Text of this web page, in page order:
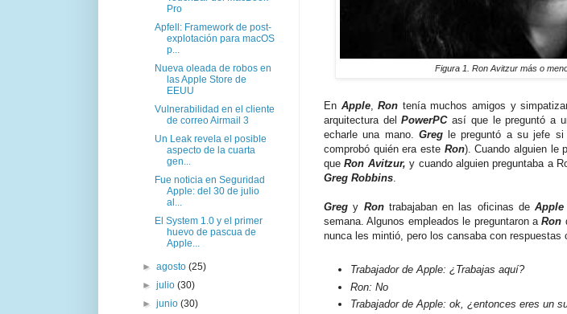
Figura 1. Ron Avitzur más o
En Apple,Ron tenía muchos amigos y
arquitectura delPowerPCasí que le preguntó a
echarle una mano. Gregle preguntó a su jefe si
comprobó quién era este Ron). Cuando alguien le
queRon Avitzur, y cuando alguien preguntaba a
Greg Robbins
Greg y Rontrabajaban en las oficinas deApple
semana. Algunos empleados le preguntaron aRon
nunca les mintió, pero los cansaba con respuestas
Trabajador de Apple: ¿Trabajas aquí?
Ron: No
Trabajador de Apple: ok, ¿entonces eres un
Pro
Apfell: Framework de post-
explotación para macOS
p...
Nueva oleada de robos en
las Apple Store de
EEUU
Vulnerabilidad en el cliente
de correo Airmail 3
Un Leak revela el posible
aspecto de la cuarta
gen...
Fue noticia en Seguridad
Apple: del 30 de julio
al...
El System 1.0 y el primer
huevo de pascua de
Apple...
►agosto(25)
►julio(30)
►junio(30)